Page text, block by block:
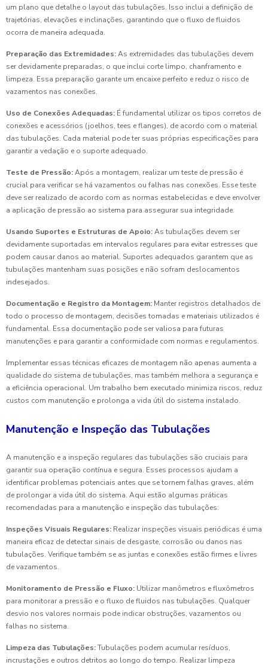
um plano que detalhe o layout das tubulações. Isso inclui a definição de
trajetórias, elevações e inclinações, garantindo que o fluxo de fluidos
ocorra de maneira adequada.
Preparação das Extremidades:As extremidades das tubulações devem
ser devidamente preparadas, o que inclui corte limpo, chanframento e
limpeza. Essa preparação garante um encaixe perfeito e reduz o risco de
vazamentos nas conexões.
Uso de Conexões Adequadas: É fundamental utilizar os tipos corretos de
conexões e acessórios (joelhos, tees e flanges), de acordo com o material
das tubulações. Cada material pode ter suas próprias especificações para
garantir a vedação e o suporte adequado.
Teste de Pressão:Após a montagem, realizar um teste de pressão é
crucial para verificar se há vazamentos ou falhas nas conexões. Esse teste
deve ser realizado de acordo com as normas estabelecidas e deve envolver
a aplicação de pressão ao sistema para assegurar sua integridade.
Usando Suportes e Estruturas de Apoio:As tubulações devem ser
devidamente suportadas em intervalos regulares para evitar estresses que
podem causar danos ao material. Suportes adequados garantem que as
tubulações mantenham suas posições e não sofram deslocamentos
indesejados.
Documentação e Registro da Montagem: Manter registros detalhados de
todo o processo de montagem, decisões tomadas e materiais utilizados é
fundamental. Essa documentação pode ser valiosa para futuras
manutenções e para garantir a conformidade com normas e regulamentos.
Implementar essas técnicas eficazes de montagem não apenas aumenta a
qualidade do sistema de tubulações, mas também melhora a segurança e
a eficiência operacional. Um trabalho bem executado minimiza riscos, reduz
custos com manutenção e prolonga a vida útil do sistema instalado.
Manutenção e Inspeção das Tubulações
A manutenção e a inspeção regulares das tubulações são cruciais para
garantir sua operação contínua e segura. Esses processos ajudam a
identificar problemas potenciais antes que se tornem falhas graves, além
de prolongar a vida útil do sistema. Aqui estão algumas práticas
recomendadas para a manutenção e inspeção das tubulações:
Inspeções Visuais Regulares: Realizar inspeções visuais periódicas é uma
maneira eficaz de detectar sinais de desgaste, corrosão ou danos nas
tubulações. Verifique também se as juntas e conexões estão firmes e livres
de vazamentos.
Monitoramento de Pressão e Fluxo: Utilizar manômetros e fluxômetros
para monitorar a pressão e o fluxo de fluidos nas tubulações. Qualquer
desvio nos valores normais pode indicar obstruções, vazamentos ou
falhas no sistema.
Limpeza das Tubulações:Tubulações podem acumular resíduos,
incrustações e outros detritos ao longo do tempo. Realizar limpeza